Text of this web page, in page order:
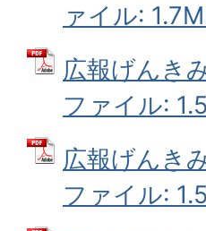
ァイル:
広報げんき
ファイル:
広報げんき
ファイル: